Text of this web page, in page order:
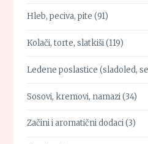
Hleb, peciva, pite (91)
Kolači, torte, slatkiši(119)
Ledene poslastice (sladoled,
Sosovi, kremovi, namazi(34)
Začini i aromatični dodaci(3)